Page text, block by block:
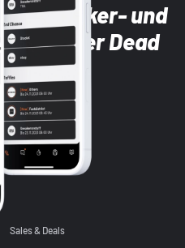
Sneaker- und
mit der Dead
Sales & Deals